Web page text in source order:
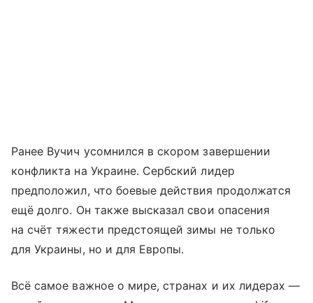
Ранее Вучич усомнился в скором завершении
конфликта на Украине. Сербский лидер
предположил, что боевые действия продолжатся
ещё долго. Он также высказал свои опасения
на счёт тяжести предстоящей зимы не только
для Украины, но и для Европы.
Всё самое важное о мире, странах и их лидерах —